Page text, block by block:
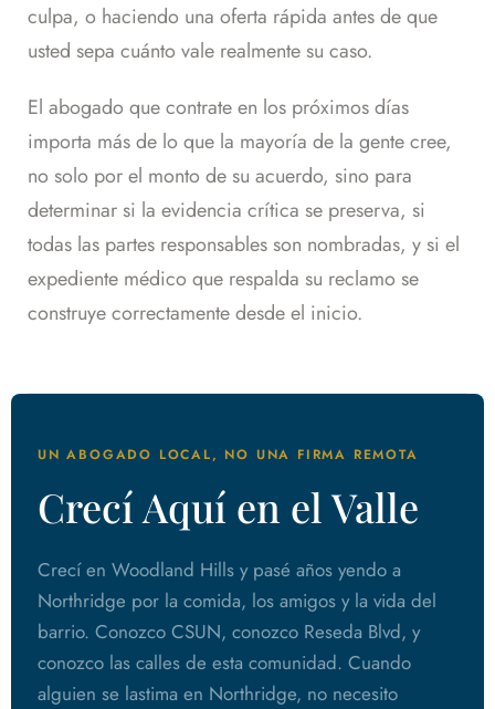
culpa, o haciendo una oferta rápida antes de que
usted sepa cuánto vale realmente su caso.
El abogado que contrate en los próximos días
importa más de lo que la mayoría de la gente cree,
no solo por el monto de su acuerdo, sino para
determinar si la evidencia crítica se preserva, si
todas las partes responsables son nombradas, y si el
expediente médico que respalda su reclamo se
construye correctamente desde el inicio.
UN ABOGADO LOCAL, NO UNA FIRMA REMOTA
Crecí Aquí en el Valle
Crecí en Woodland Hills y pasé años yendo a
Northridge por la comida, los amigos y la vida del
barrio. Conozco CSUN, conozco Reseda Blvd, y
conozco las calles de esta comunidad. Cuando
alguien se lastima en Northridge, no necesito